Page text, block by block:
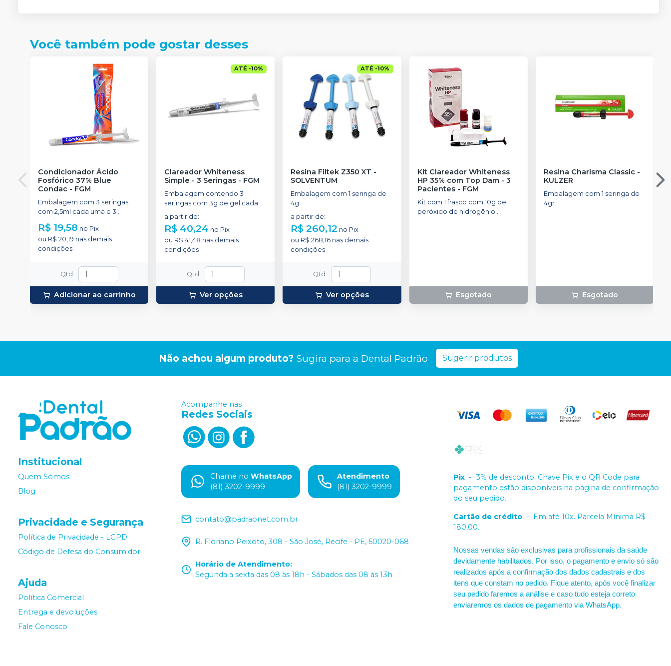
Você também pode gostar desses
Condicionador Ácido
Fosfórico 37% Blue
Condac - FGM
Embalagem com 3 seringas
com 2,5ml cada uma e 3
R$ 19,58 no Pix
ou R$ 20,19 nas demais
condições
Qtd :
Adicionar ao carrinho
ATÉ -10%
Clareador Whiteness
Simple - 3 Seringas - FGM
Embalagem contendo 3
seringas com 3g de gel cada
a partir de:
R$ 40,24 no Pix
ou R$ 41,48 nas demais
condições
Qtd :
Ver opções
ATÉ -10%
Resina Filtek Z350 XT -
SOLVENTUM
Embalagem com 1 seringa de
4g.
a partir de:
R$ 260,12 no Pix
ou R$ 268,16 nas demais
condições
Qtd :
Ver opções
Kit Clareador Whiteness
HP 35% com Top Dam - 3
Pacientes- FGM
Kit com 1 frasco com 10g de
peróxido de hidrogênio
Esgotado
Resina Charisma Classic-
KULZER
Embalagem com 1 seringa de
4gr.
Esgotado
Não achou algum produto? Sugira para a Dental Padrão Sugerir produtos
Institucional
Quem Somos
Blog
Privacidade e Segurança
Política de Privacidade - LGPD
Código de Defesa do Consumidor
Ajuda
Política Comercial
Entrega e devoluções
Fale Conosco
Acompanhe nas
Redes Sociais
Chame no WhatsApp
(81) 3202-9999
Atendimento
(81) 3202-9999
contato@padraonet.com.br
R. Floriano Peixoto, 308 - São José, Recife - PE, 50020-068
Horário de Atendimento:
Segunda a sexta das 08 às 18h - Sábados das 08 às 13h
Pix - 3% de desconto. Chave Pix e o QR Code para
pagamento estão disponíveis na página de confirmação
do seu pedido.
Cartão de crédito - Em até 10x. Parcela Mínima R$
180,00.
Nossas vendas são exclusivas para profissionais da saúde
devidamente habilitados. Por isso, o pagamento e envio só são
realizados após a confirmação dos dados cadastrais e dos
itens que constam no pedido. Fique atento, após você finalizar
seu pedido faremos a análise e caso tudo esteja correto
enviaremos os dados de pagamento via WhatsApp.